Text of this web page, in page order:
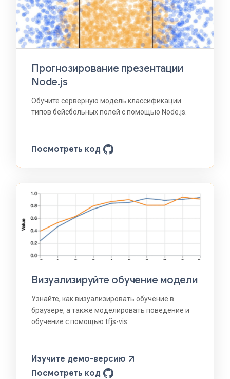
Прогнозирование презентации
Node.js
Обучите серверную модель классификации
типов бейсбольных полей с помощью Node.js.
Посмотреть код
Визуализируйте обучение модели
Узнайте, как визуализировать обучение в
браузере, а также моделировать поведение и
обучение с помощью tfjs-vis.
Изучите демо-версию
Посмотреть код